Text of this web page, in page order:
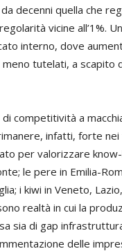
decenni quella che
vicine all’1%.
interno, dove
tutelati, a scapito
di competitività a
infatti, forte
per valorizzare
le pere in Emilia-
i kiwi in Veneto,
realtà in cui la
sia di gap
delle